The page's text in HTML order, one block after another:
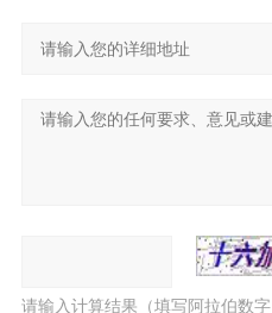
请输入计算结果（填写阿拉伯数